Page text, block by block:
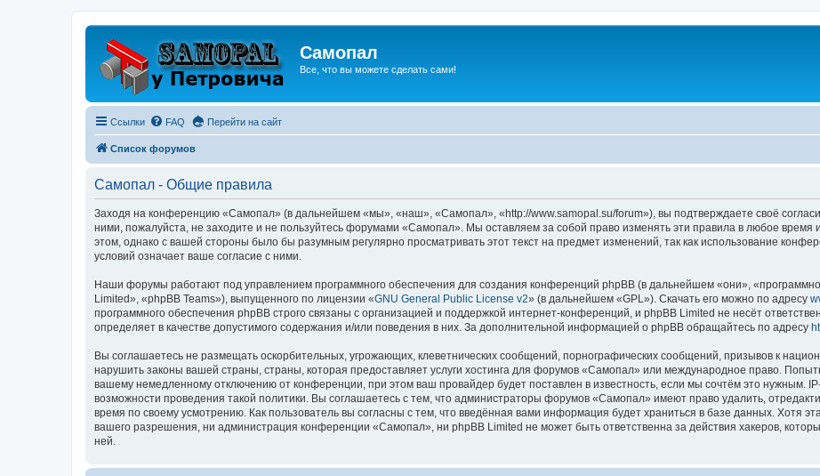
Самопал
Все, что вы можете сделать сами!
Ссылки FAQ Перейти на сайт
Список форумов
Самопал - Общие правила
Заходя на конференцию «Самопал» (в дальнейшем «мы», «наш», «Самопал», «http://www.samopal.su/forum»), вы подтверждаете своё
ними, пожалуйста, не заходите и не пользуйтесь форумами «Самопал». Мы оставляем за собой право изменять эти правила в любое время
этом, однако с вашей стороны было бы разумным регулярно просматривать этот текст на предмет изменений, так как использование
условий означает ваше согласие с ними.
Наши форумы работают под управлением программного обеспечения для создания конференций phpBB (в дальнейшем «они»,
Limited», «phpBB Teams»), выпущенного по лицензии «GNU General Public License v2» (в дальнейшем «GPL»). Скачать его можно по адресу
программного обеспечения phpBB строго связаны с организацией и поддержкой интернет-конференций, и phpBB Limited не несёт
определяет в качестве допустимого содержания и/или поведения в них. За дополнительной информацией о phpBB обращайтесь по адресу
Вы соглашаетесь не размещать оскорбительных, угрожающих, клеветнических сообщений, порнографических сообщений, призывов к
нарушить законы вашей страны, страны, которая предоставляет услуги хостинга для форумов «Самопал» или международное право.
вашему немедленному отключению от конференции, при этом ваш провайдер будет поставлен в известность, если мы сочтём это нужным.
возможности проведения такой политики. Вы соглашаетесь с тем, что администраторы форумов «Самопал» имеют право удалить,
время по своему усмотрению. Как пользователь вы согласны с тем, что введённая вами информация будет храниться в базе данных. Хотя
вашего разрешения, ни администрация конференции «Самопал», ни phpBB Limited не может быть ответственна за действия хакеров,
ней.